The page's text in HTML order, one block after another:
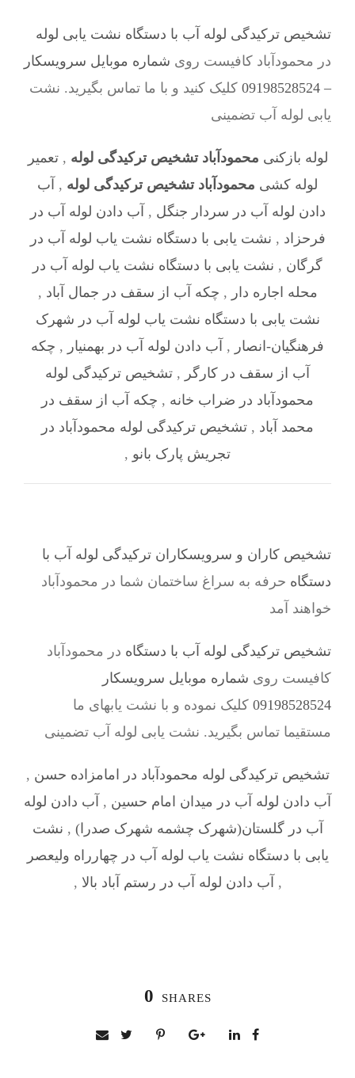
تشخیص ترکیدگی لوله آب با دستگاه نشت یابی لوله
در محمودآباد کافیست روی شماره موبایل سرویسکار
– 09198528524
کلیک کنید و با ما تماس بگیرید. نشت
یابی لوله آب تضمینی
لوله بازکنی محمودآباد تشخیص ترکیدگی لوله ,تعمیر
لوله کشی محمودآباد تشخیص ترکیدگی لوله , آب
دادن لوله آب در سردار جنگل , آب دادن لوله آب در
فرحزاد , نشت یابی با دستگاه نشت یاب لوله آب در
گرگان , نشت یابی با دستگاه نشت یاب لوله آب در
محله اجاره دار , چکه آب از سقف در جمال آباد ,
نشت یابی با دستگاه نشت یاب لوله آب در شهرک
فرهنگیان-انصار , آب دادن لوله آب در بهمنیار , چکه
آب از سقف در کارگر , تشخیص ترکیدگی لوله
محمودآباد در ضراب خانه , چکه آب از سقف در
محمد آباد , تشخیص ترکیدگی لوله محمودآباد در
تجریش پارک بانو ,
تشخیص کاران و سرویسکاران ترکیدگی لوله آب با
دستگاه حرفه به سراغ ساختمان شما در محمودآباد
خواهند آمد
تشخیص ترکیدگی لوله آب با دستگاه در محمودآباد
کافیست روی شماره موبایل سرویسکار
09198528524 کلیک نموده و با نشت یابهای ما
مستقیما تماس بگیرید. نشت یابی لوله آب تضمینی
تشخیص ترکیدگی لوله محمودآباد در امامزاده حسن ,
آب دادن لوله آب در میدان امام حسین , آب دادن لوله
آب در گلستان(شهرک چشمه شهرک صدرا) , نشت
یابی با دستگاه نشت یاب لوله آب در چهارراه ولیعصر
, آب دادن لوله آب در رستم آباد بالا ,
0 SHARES